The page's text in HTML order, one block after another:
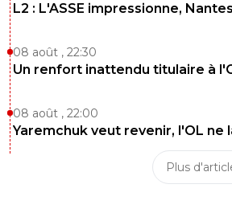
L2 : L'ASSE impressionne,
08 août , 22:30
Un renfort inattendu titulaire à
08 août , 22:00
Yaremchuk veut revenir, l'OL ne
Plus